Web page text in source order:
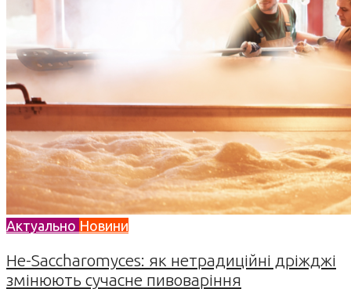
Актуально Новини
Не-Saccharomyces: як нетрадиційні дріжджі
змінюють сучасне пивоваріння